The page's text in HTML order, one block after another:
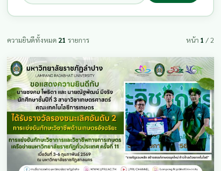
ความยินดีทั้งหมด 21 รายการ หน้า 1 / 2